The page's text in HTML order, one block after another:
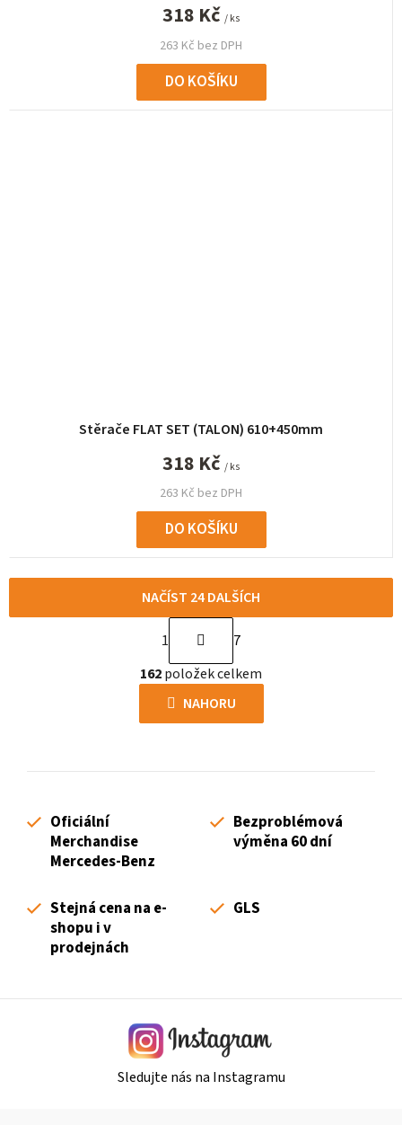
263 Kč bez DPH
318 Kč / ks
DO KOŠÍKU
Stěrače FLAT SET (TALON) 610+450mm
263 Kč bez DPH
318 Kč / ks
DO KOŠÍKU
O
v
l
á
a
i
s
u
NAČÍST 24 DALŠÍCH
t
r
á
n
v
1
7
162položek celkem
NAHORU
Oficiální
Merchandise
Mercedes-Benz
Bezproblémová
výměna 60 dní
Stejná cena na e-
shopu i v
prodejnách
GLS
Sledujte nás na Instagramu